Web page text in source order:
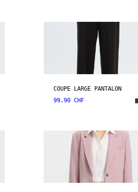
COUPE LARGE PANTALON
99.90 CHF